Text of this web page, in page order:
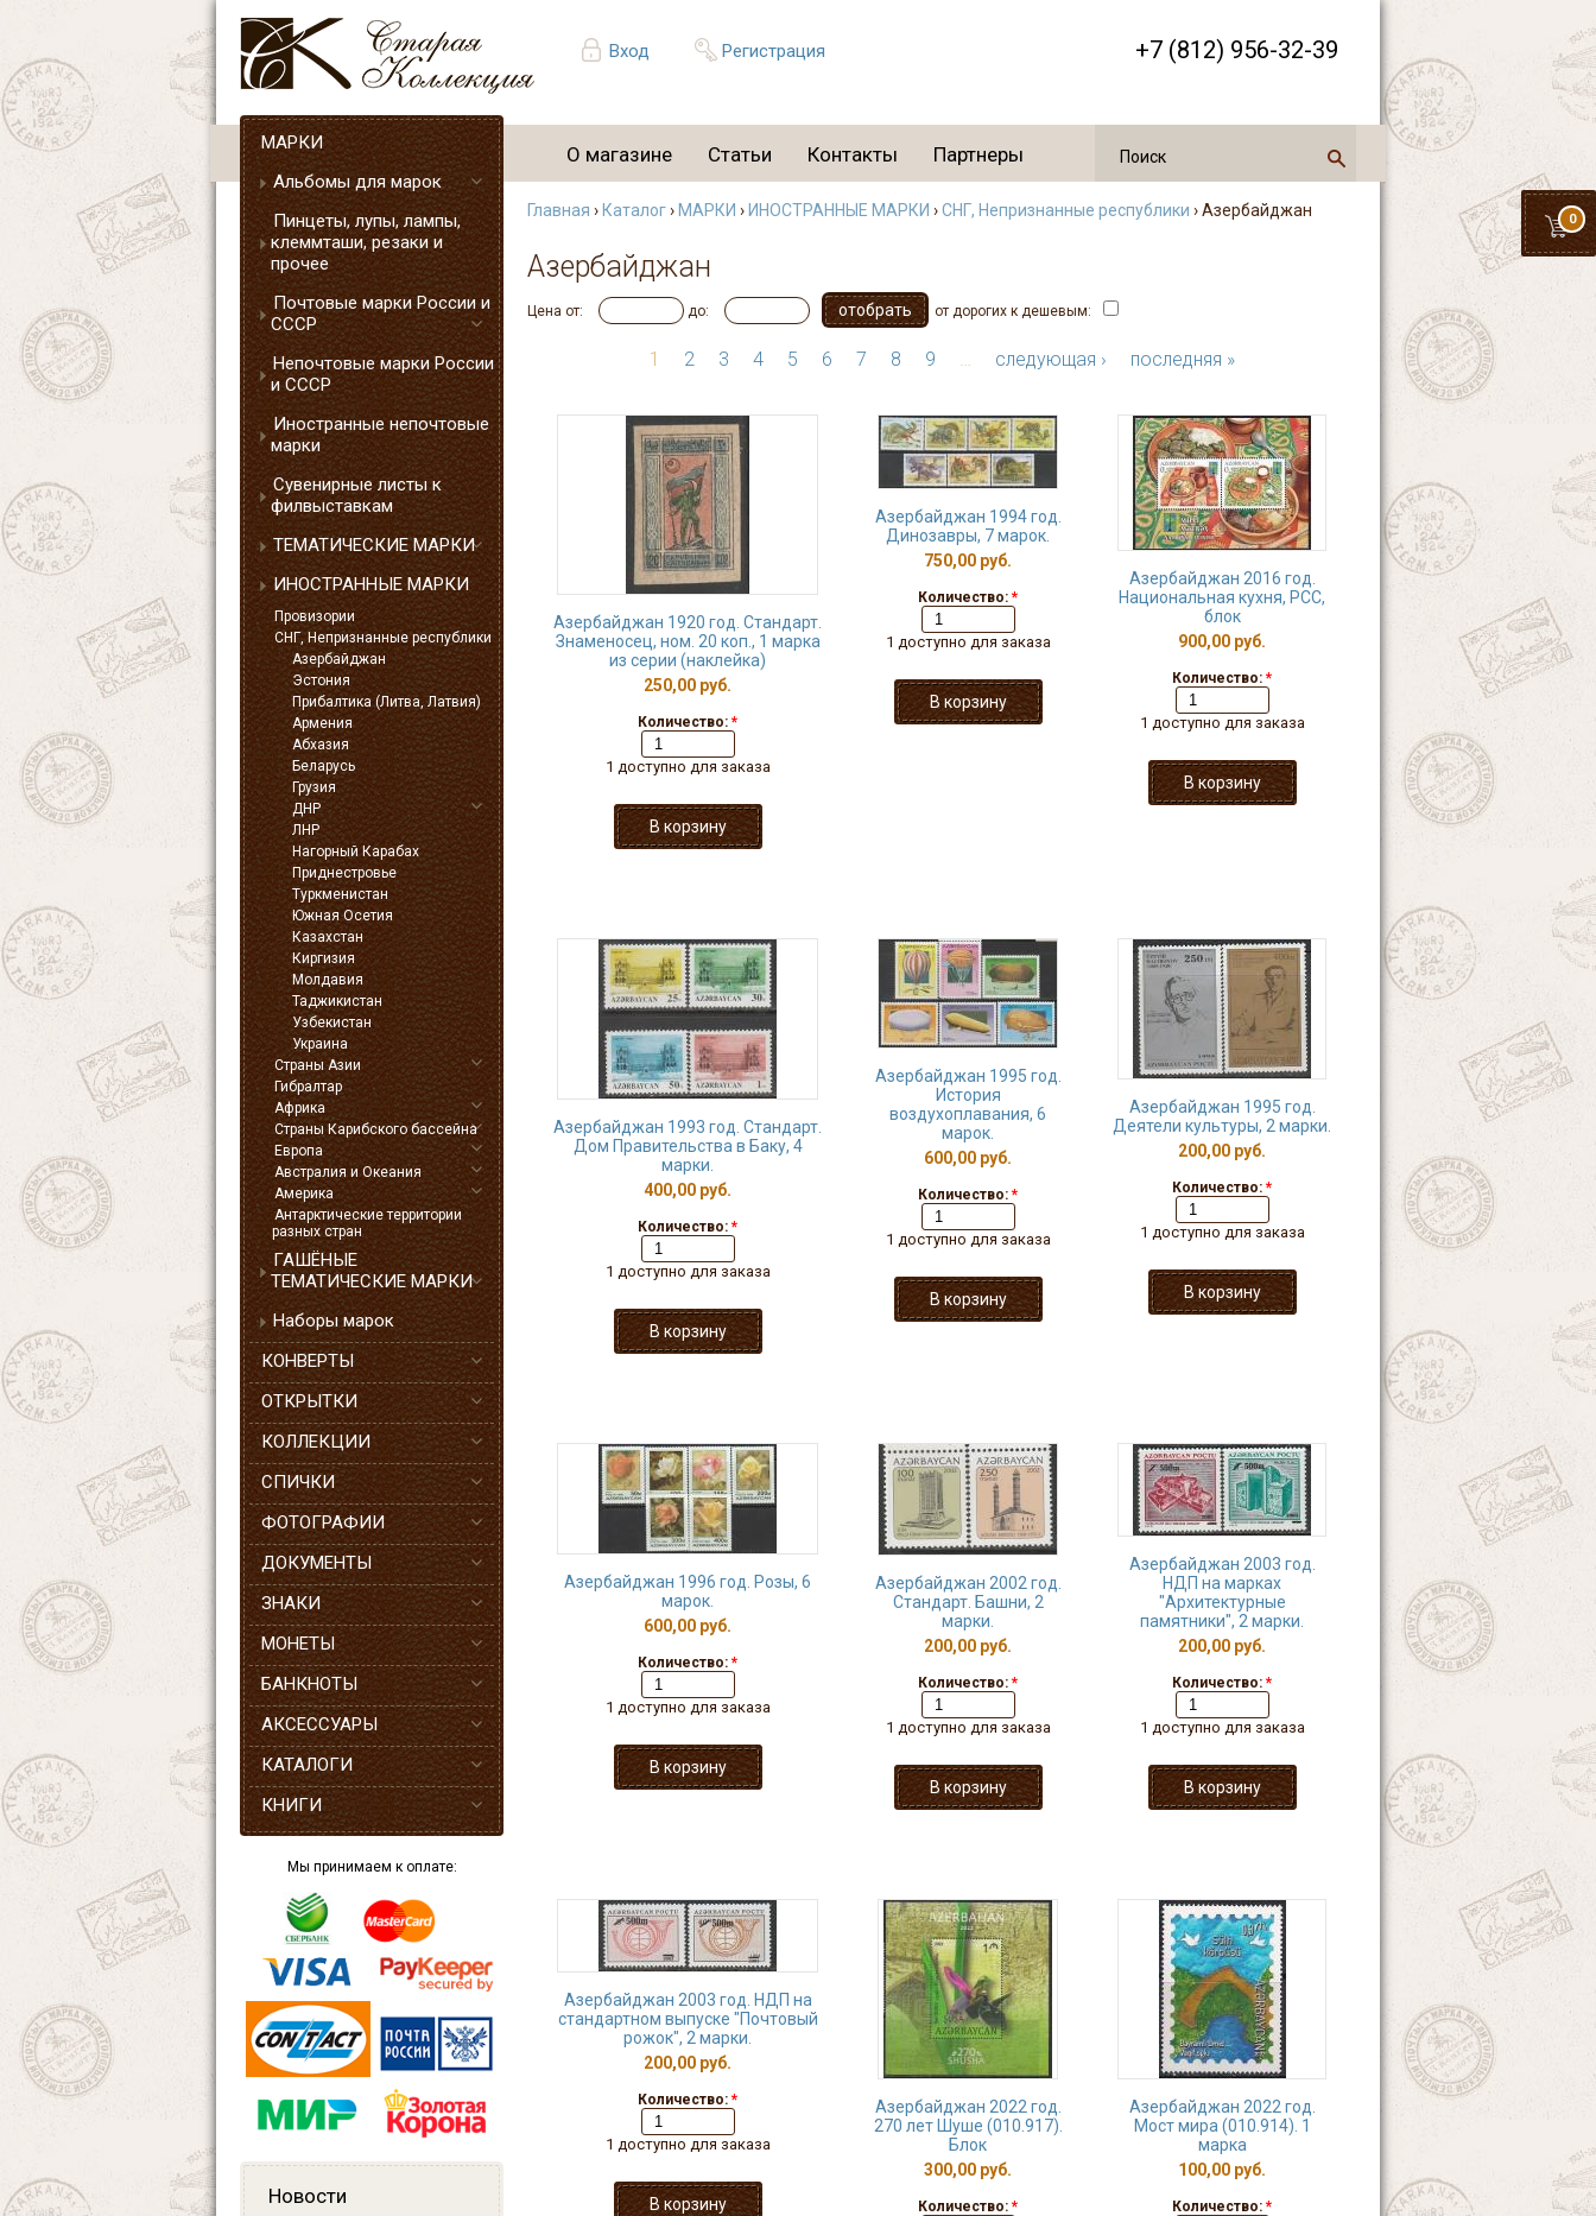
Вход Регистрация +7 (812) 956-32-39
0
О магазине Статьи Контакты Партнеры
МАРКИ
Альбомы для марок
Пинцеты, лупы, лампы,
клеммташи, резаки и
прочее
Почтовые марки России и
СССР
Непочтовые марки России
и СССР
Иностранные непочтовые
марки
Сувенирные листы к
филвыставкам
ТЕМАТИЧЕСКИЕ МАРКИ
ИНОСТРАННЫЕ МАРКИ
Провизории
СНГ, Непризнанные республики
Азербайджан
Эстония
Прибалтика (Литва, Латвия)
Армения
Абхазия
Беларусь
Грузия
ДНР
ЛНР
Нагорный Карабах
Приднестровье
Туркменистан
Южная Осетия
Казахстан
Киргизия
Молдавия
Таджикистан
Узбекистан
Украина
Страны Азии
Гибралтар
Африка
Страны Карибского бассейна
Европа
Австралия и Океания
Америка
Антарктические территории
разных стран
ГАШЁНЫЕ
ТЕМАТИЧЕСКИЕ МАРКИ
Наборы марок
КОНВЕРТЫ
ОТКРЫТКИ
КОЛЛЕКЦИИ
СПИЧКИ
ФОТОГРАФИИ
ДОКУМЕНТЫ
ЗНАКИ
МОНЕТЫ
БАНКНОТЫ
АКСЕССУАРЫ
КАТАЛОГИ
КНИГИ
Мы принимаем к оплате:
Новости
Главная › Каталог› МАРКИ › ИНОСТРАННЫЕ МАРКИ ›СНГ, Непризнанные республики › Азербайджан
Азербайджан
Цена от: до: от дорогих к дешевым:
1 2 3 4 5 6 7 8 9 … следующая › последняя »
Азербайджан 1920 год. Стандарт.
Знаменосец, ном. 20 коп., 1 марка
из серии (наклейка)
250,00 руб.
Количество: *
1 доступно для заказа
Азербайджан 1994 год.
Динозавры, 7 марок.
750,00 руб.
Количество: *
1 доступно для заказа
Азербайджан 2016 год.
Национальная кухня, РСС,
блок
900,00 руб.
Количество: *
1 доступно для заказа
Азербайджан 1993 год. Стандарт.
Дом Правительства в Баку, 4
марки.
400,00 руб.
Количество: *
1 доступно для заказа
Азербайджан 1995 год.
История
воздухоплавания, 6
марок.
600,00 руб.
Количество: *
1 доступно для заказа
Азербайджан 1995 год.
Деятели культуры, 2 марки.
200,00 руб.
Количество: *
1 доступно для заказа
Азербайджан 1996 год. Розы, 6
марок.
600,00 руб.
Количество: *
1 доступно для заказа
Азербайджан 2002 год.
Стандарт. Башни, 2
марки.
200,00 руб.
Количество: *
1 доступно для заказа
Азербайджан 2003 год.
НДП на марках
"Архитектурные
памятники", 2 марки.
200,00 руб.
Количество: *
1 доступно для заказа
Азербайджан 2003 год. НДП на
стандартном выпуске "Почтовый
рожок", 2 марки.
200,00 руб.
Количество: *
1 доступно для заказа
Азербайджан 2022 год.
270 лет Шуше (010.917).
Блок
300,00 руб.
Количество: *
Азербайджан 2022 год.
Мост мира (010.914). 1
марка
100,00 руб.
Количество: *